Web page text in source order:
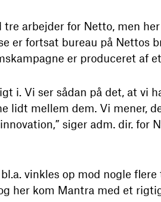
arbejder for Netto, men
er fortsat bureau på Nettos
er produceret af
i. Vi ser sådan på det, at vi
lidt mellem dem. Vi mener,
siger adm. dir. for
vinkles op mod nogle
her kom Mantra med et